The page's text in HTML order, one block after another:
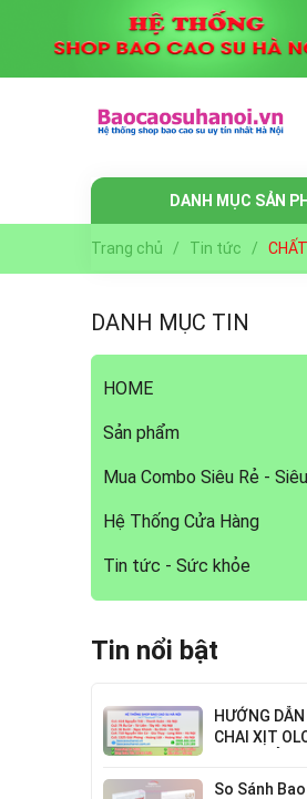
DANH MỤC SẢN
Trang chủ / Tin tức /
DANH MỤC TIN
HOME
Sản phẩm
Mua Combo Siêu Rẻ -
Hệ Thống Cửa Hàng
Tin tức - Sức khỏe
Tin nổi bật
HƯỚNG
CHAI XỊT
So Sánh